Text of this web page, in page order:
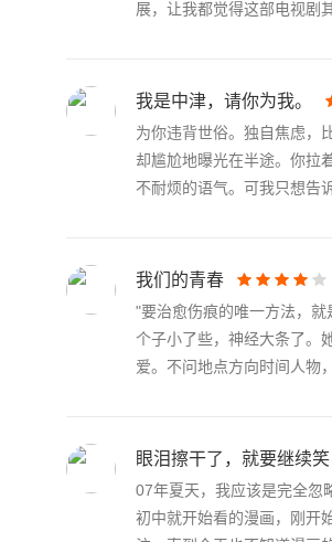
展，让我都觉得这部电视剧
我是中津，请你为我。
为你违背世俗。独自焦虑，
却尴尬地曝光在半途。你拉
不耐烦的语气。可我只想告
我们的青春
"要治愈伤痕的唯一方法，
个子小了些，神经大条了。
爱。不问地点方向时间人物
眼泪擦干了，就要继续笑
07年夏天，我应该是完全忽
初中就开始看的漫画，刚开